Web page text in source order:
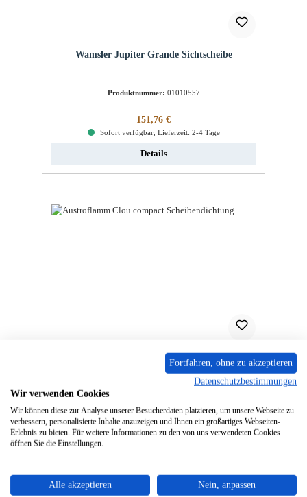
Wamsler Jupiter Grande Sichtscheibe
Produktnummer: 01010557
Regulärer Preis:
151,76 €
Sofort verfügbar, Lieferzeit: 2-4 Tage
Details
Wamsler Jupiter Grande Scheibendichtung
Produktnummer:
Regulärer Preis:
32,04 €
Sofort verfügbar, Lieferzeit: 2-4 Tage
Fortfahren, ohne zu akzeptieren
Datenschutzbestimmungen
Wir verwenden Cookies
Wir können diese zur Analyse unserer Besucherdaten platzieren, um unsere Webseite zu
verbessern, personalisierte Inhalte anzuzeigen und Ihnen ein großartiges Webseiten-
Erlebnis zu bieten. Für weitere Informationen zu den von uns verwendeten Cookies
öffnen Sie die Einstellungen.
Alle akzeptieren Nein, anpassen